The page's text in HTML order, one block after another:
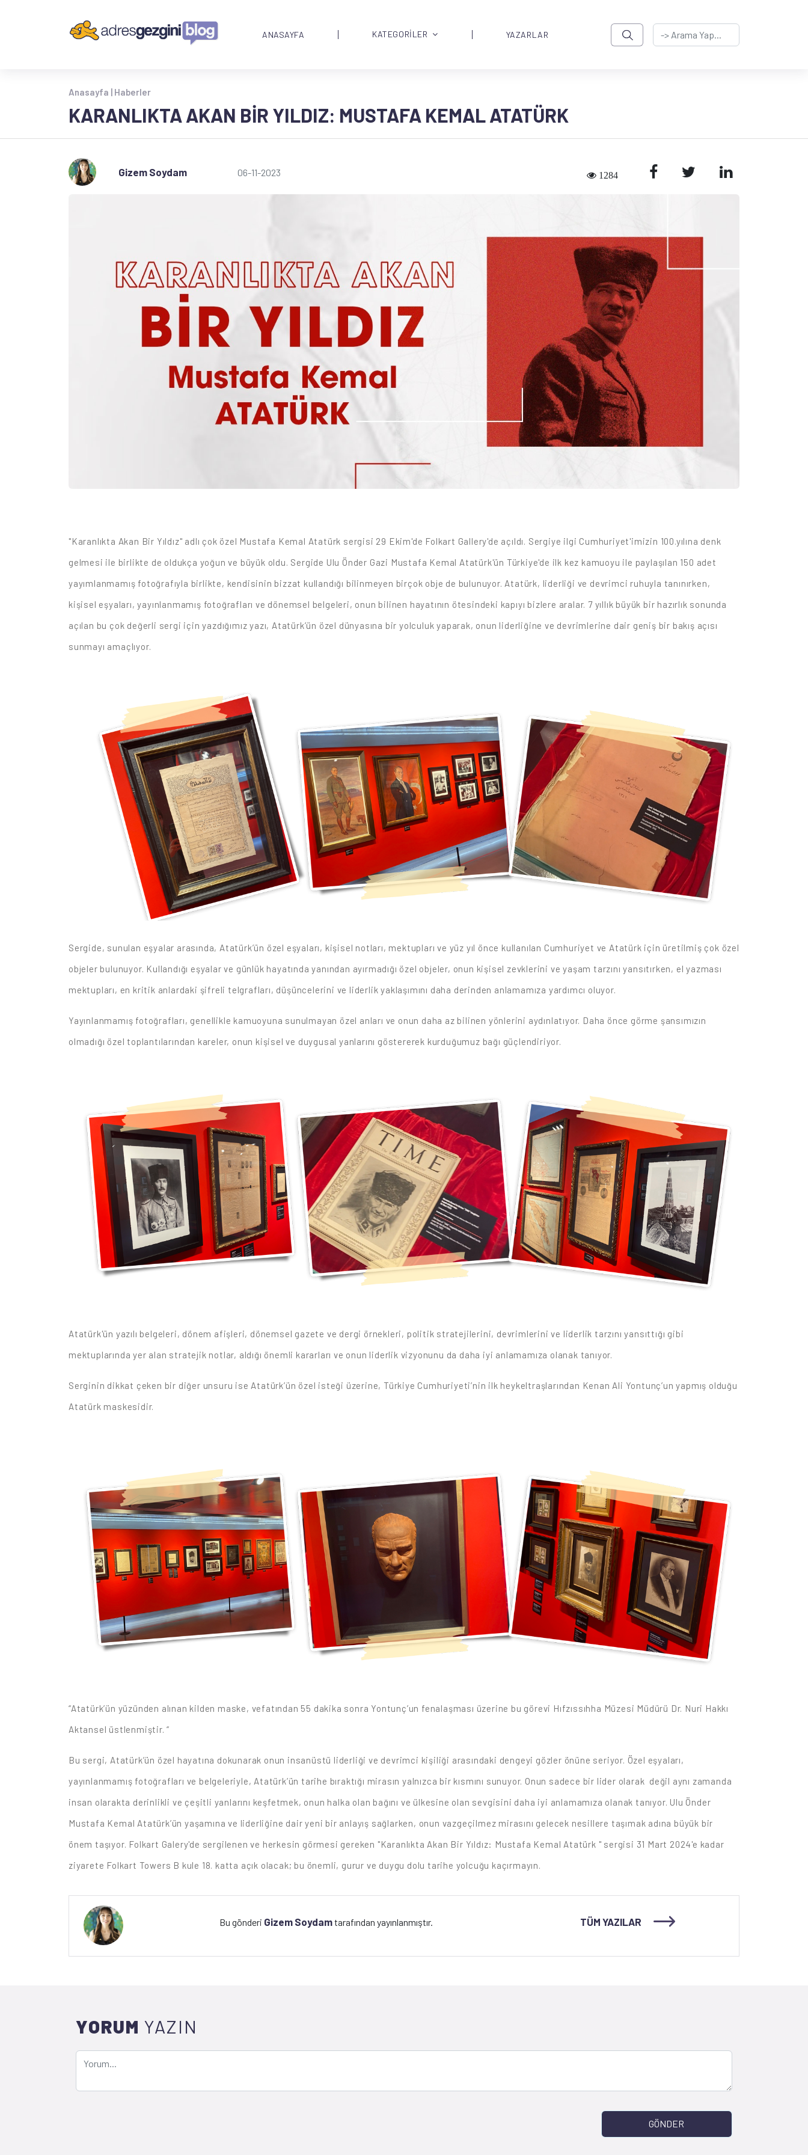
ANASAYFA KATEGORİLER YAZARLAR
Anasayfa | Haberler
KARANLIKTA AKAN BIR YILDIZ: MUSTAFA KEMAL ATATÜRK
Gizem Soydam 06-11-2023 1284
"Karanlıkta Akan Bir Yıldız" adlı çok özel Mustafa Kemal Atatürk sergisi 29 Ekim'de Folkart Gallery'de açıldı. Sergiye ilgi Cumhuriyet'imizin 100.yılına denk
gelmesi ile birlikte de oldukça yoğun ve büyük oldu. Sergide Ulu Önder Gazi Mustafa Kemal Atatürk'ün Türkiye'de ilk kez kamuoyu ile paylaşılan 150 adet
yayımlanmamış fotoğrafıyla birlikte, kendisinin bizzat kullandığı bilinmeyen birçok obje de bulunuyor. Atatürk, liderliği ve devrimci ruhuyla tanınırken,
kişisel eşyaları, yayınlanmamış fotoğrafları ve dönemsel belgeleri, onun bilinen hayatının ötesindeki kapıyı bizlere aralar. 7 yıllık büyük bir hazırlık sonunda
açılan bu çok değerli sergi için yazdığımız yazı, Atatürk’ün özel dünyasına bir yolculuk yaparak, onun liderliğine ve devrimlerine dair geniş bir bakış açısı
sunmayı amaçlıyor.
Sergide, sunulan eşyalar arasında, Atatürk’ün özel eşyaları, kişisel notları, mektupları ve yüz yıl önce kullanılan Cumhuriyet ve Atatürk için üretilmiş çok özel
objeler bulunuyor. Kullandığı eşyalar ve günlük hayatında yanından ayırmadığı özel objeler, onun kişisel zevklerini ve yaşam tarzını yansıtırken, el yazması
mektupları, en kritik anlardaki şifreli telgrafları, düşüncelerini ve liderlik yaklaşımını daha derinden anlamamıza yardımcı oluyor.
Yayınlanmamış fotoğrafları, genellikle kamuoyuna sunulmayan özel anları ve onun daha az bilinen yönlerini aydınlatıyor. Daha önce görme şansımızın
olmadığı özel toplantılarından kareler, onun kişisel ve duygusal yanlarını göstererek kurduğumuz bağı güçlendiriyor.
Atatürk'ün yazılı belgeleri, dönem afişleri, dönemsel gazete ve dergi örnekleri, politik stratejilerini, devrimlerini ve liderlik tarzını yansıttığı gibi
mektuplarında yer alan stratejik notlar, aldığı önemli kararları ve onun liderlik vizyonunu da daha iyi anlamamıza olanak tanıyor.
Serginin dikkat çeken bir diğer unsuru ise Atatürk’ün özel isteği üzerine, Türkiye Cumhuriyeti’nin ilk heykeltraşlarından Kenan Ali Yontunç’un yapmış olduğu
Atatürk maskesidir.
“Atatürk’ün yüzünden alınan kilden maske, vefatından 55 dakika sonra Yontunç’un fenalaşması üzerine bu görevi Hıfzıssıhha Müzesi Müdürü Dr. Nuri Hakkı
Aktansel üstlenmiştir. “
Bu sergi, Atatürk’ün özel hayatına dokunarak onun insanüstü liderliği ve devrimci kişiliği arasındaki dengeyi gözler önüne seriyor. Özel eşyaları,
yayınlanmamış fotoğrafları ve belgeleriyle, Atatürk’ün tarihe bıraktığı mirasın yalnızca bir kısmını sunuyor. Onun sadece bir lider olarak değil aynı zamanda
insan olarakta derinlikli ve çeşitli yanlarını keşfetmek, onun halka olan bağını ve ülkesine olan sevgisini daha iyi anlamamıza olanak tanıyor. Ulu Önder
Mustafa Kemal Atatürk’ün yaşamına ve liderliğine dair yeni bir anlayış sağlarken, onun vazgeçilmez mirasını gelecek nesillere taşımak adına büyük bir
önem taşıyor. Folkart Galery'de sergilenen ve herkesin görmesi gereken "Karanlıkta Akan Bir Yıldız: Mustafa Kemal Atatürk " sergisi 31 Mart 2024'e kadar
ziyarete Folkart Towers B kule 18. katta açık olacak; bu önemli, gurur ve duygu dolu tarihe yolcuğu kaçırmayın.
Bu gönderi Gizem Soydamtarafından yayınlanmıştır. TÜM YAZILAR
YORUM YAZIN
GÖNDER